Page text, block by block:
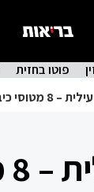
פוטו בחזית
כיבוי